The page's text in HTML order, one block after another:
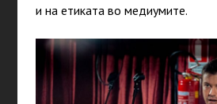
и на етиката во медиумите.